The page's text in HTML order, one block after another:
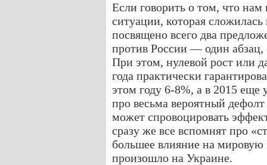
Если говорить о том, что нам
ситуации, которая
посвящено всего два
против России — один абзац,
При этом, нулевой рост или
года практически
этом году 6-8%, а в 2015
про весьма вероятный
может спровоцировать
сразу же все вспомнят про
большее влияние на мировую
произошло на Украине.